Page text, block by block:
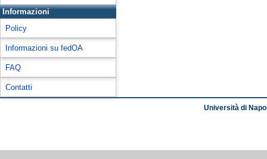
Informazioni
Policy
Informazioni su fedOA
FAQ
Contatti
Università di